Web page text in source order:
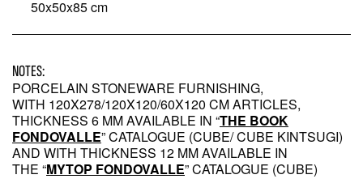
50x50x85 cm
NOTES:
PORCELAIN STONEWARE FURNISHING,
WITH 120X278/120X120/60X120 CM ARTICLES,
THICKNESS 6 MM AVAILABLE IN “THE BOOK
FONDOVALLE” CATALOGUE (CUBE/ CUBE KINTSUGI)
AND WITH THICKNESS 12 MM AVAILABLE IN
THE “MYTOP FONDOVALLE” CATALOGUE (CUBE)